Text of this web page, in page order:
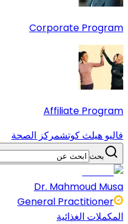
Corporate Program
Affiliate Program
فاليو هيلث كوتشمركز الصحة
بحث
Dr. Mahmoud Musa
General Practitioner
المكملات الغذائية